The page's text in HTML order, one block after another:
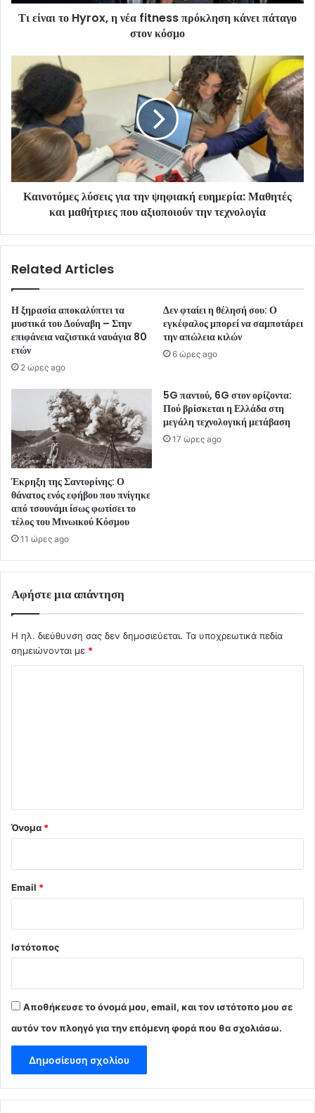
Τι είναι το Hyrox, η νέα fitness πρόκληση κάνει πάταγο
στον κόσμο
Καινοτόμες λύσεις για την ψηφιακή ευημερία: Μαθητές
και μαθήτριες που αξιοποιούν την τεχνολογία
Related Articles
Η ξηρασία αποκαλύπτει τα
μυστικά του Δούναβη – Στην
επιφάνεια ναζιστικά ναυάγια 80
ετών
2 ώρες ago
Δεν φταίει η θέλησή σου: Ο
εγκέφαλος μπορεί να σαμποτάρει
την απώλεια κιλών
6 ώρες ago
Έκρηξη της Σαντορίνης: Ο
θάνατος ενός εφήβου που πνίγηκε
από τσουνάμι ίσως φωτίσει το
τέλος του Μινωικού Κόσμου
11 ώρες ago
5G παντού, 6G στον ορίζοντα:
Πού βρίσκεται η Ελλάδα στη
μεγάλη τεχνολογική μετάβαση
17 ώρες ago
Αφήστε μια απάντηση
Η ηλ. διεύθυνση σας δεν δημοσιεύεται. Τα υποχρεωτικά πεδία
σημειώνονται με *
Όνομα *
Email *
Ιστότοπος
Αποθήκευσε το όνομά μου, email, και τον ιστότοπο μου σε
αυτόν τον πλοηγό για την επόμενη φορά που θα σχολιάσω.